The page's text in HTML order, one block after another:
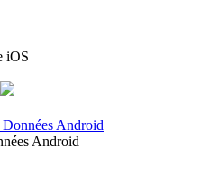
iOS
Android
Android